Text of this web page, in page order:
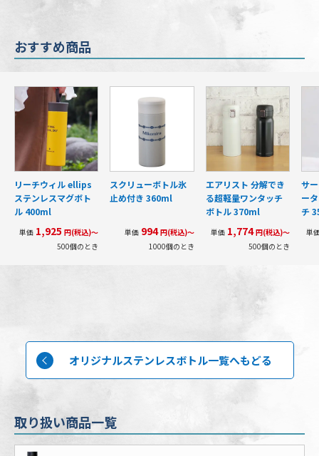
おすすめ商品
リーチウィル ellips
ステンレスマグボト
ル 400ml
単価 1,925円(税込)～
500個のとき
スクリューボトル氷
止め付き 360ml
単価994円(税込)～
1000個のとき
エアリスト 分解でき
る超軽量ワンタッチ
ボトル 370ml
単価1,774円(税込)～
500個のとき
サ
ー
チ
単
オリジナルステンレスボトル一覧へもどる
取り扱い商品一覧